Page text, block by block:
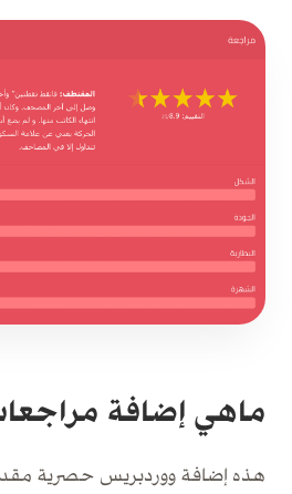
ماهي إضافة
هذه إضافة ووردبريس حصرية